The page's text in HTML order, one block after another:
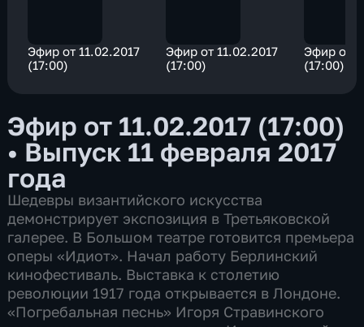
Эфир от 11.02.2017
(17:00)
Эфир от 11.02.2017
(17:00)
Эфир от
(17:00)
Эфир от 11.02.2017 (17:00)
• Выпуск 11 февраля 2017
года
Шедевры византийского искусства
демонстрирует экспозиция в Третьяковской
галерее. В Большом театре готовится премьера
оперы «Идиот». Начал работу Берлинский
кинофестиваль. Выставка к столетию
революции 1917 года открывается в Лондоне.
«Погребальная песнь» Игоря Стравинского